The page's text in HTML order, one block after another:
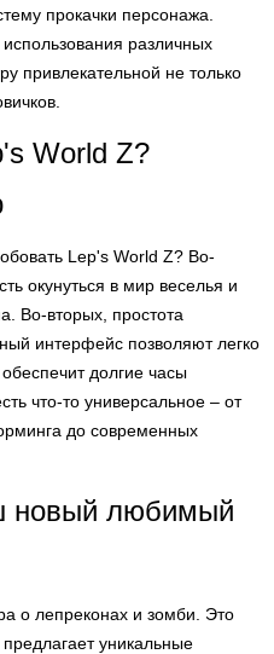
прокачки персонажа.
различных
привлекательной не только
World Z?
Lep's World Z? Во-
окунуться в мир веселья и
Во-вторых, простота
интерфейс позволяют легко
долгие часы
что-то универсальное – от
до современных
новый любимый
о лепреконах и зомби. Это
уникальные